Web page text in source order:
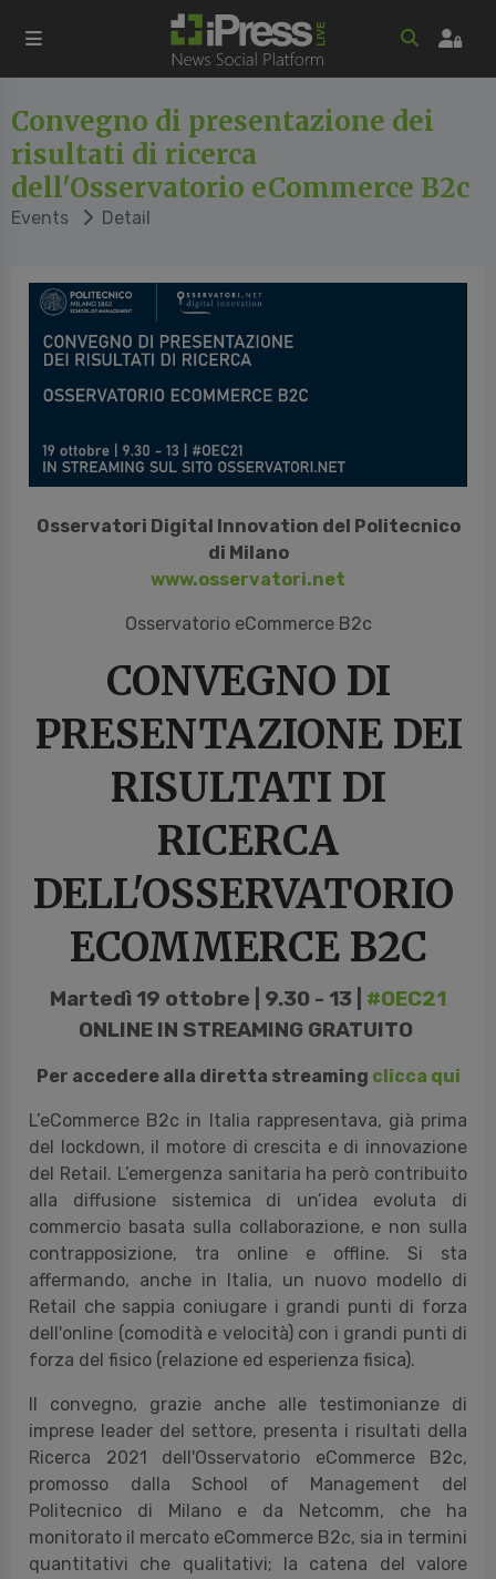
Convegno di presentazione dei
risultati di ricerca
dell'Osservatorio eCommerce B2c
Events Detail
Osservatori Digital Innovation del Politecnico
di Milano
www.osservatori.net
Osservatorio eCommerce B2c
CONVEGNO DI
PRESENTAZIONE DEI
RISULTATI DI
RICERCA
DELL'OSSERVATORIO
ECOMMERCE B2C
Martedì 19 ottobre | 9.30 - 13 | #OEC21
ONLINE IN STREAMING GRATUITO
Per accedere alla diretta streaming clicca qui
L’eCommerce B2c in Italia rappresentava, già prima
del lockdown, il motore di crescita e di innovazione
del Retail. L’emergenza sanitaria ha però contribuito
alla diffusione sistemica di un’idea evoluta di
commercio basata sulla collaborazione, e non sulla
contrapposizione, tra online e offline. Si sta
affermando, anche in Italia, un nuovo modello di
Retail che sappia coniugare i grandi punti di forza
dell'online (comodità e velocità) con i grandi punti di
forza del fisico (relazione ed esperienza fisica).
Il convegno, grazie anche alle testimonianze di
imprese leader del settore, presenta i risultati della
Ricerca 2021 dell'Osservatorio eCommerce B2c,
promosso dalla School of Management del
Politecnico di Milano e da Netcomm, che ha
monitorato il mercato eCommerce B2c, sia in termini
quantitativi che qualitativi; la catena del valore